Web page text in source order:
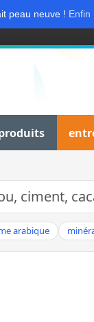
peau neuve ! Enfin
arabique